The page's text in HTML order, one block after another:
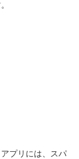
プリには、スパ